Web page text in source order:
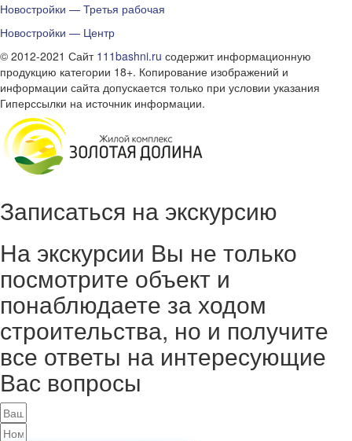
Новостройки — Третья рабочая
Новостройки — Центр
© 2012-2021 Сайт 111bashni.ru содержит информационную
продукцию категории 18+. Копирование изображений и
информации сайта допускается только при условии указания
Гиперссылки на источник информации.
Записаться на экскурсию
На экскурсии Вы не только
посмотрите объект и
понаблюдаете за ходом
строительства, но и получите
все ответы на интересующие
Вас вопросы